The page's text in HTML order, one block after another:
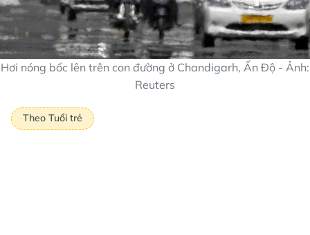
Hơi nóng bốc lên trên con đường ở Chandigarh, Ấn Độ - Ảnh:
Reuters
Theo Tuổi trẻ